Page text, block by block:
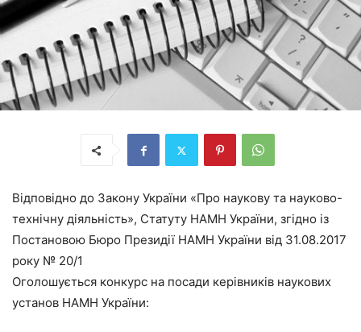
Відповідно до Закону України «Про наукову та науково-
технічну діяльність», Статуту НАМН України, згідно із
Постановою Бюро Президії НАМН України від 31.08.2017
року № 20/1
Оголошується конкурс на посади керівників наукових
установ НАМН України: